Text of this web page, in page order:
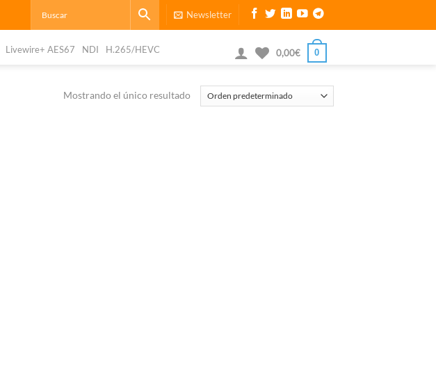
Newsletter
Livewire+ AES67 NDI H.265/HEVC 0,00€ 0
Mostrando el único resultado